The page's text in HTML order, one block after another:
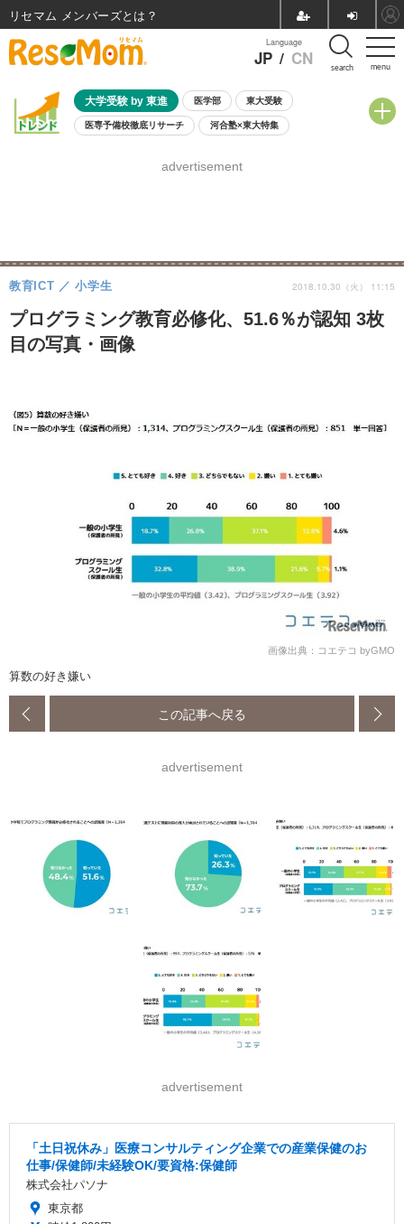
menu
Language
JP / CN search
大学受験 by 東進 医学部 東大受験
医専予備校徹底リサーチ 河合塾×東大特集
8月開催学校説明会・相談会
advertisement
プログラミング教育必修化、51.6％が認知 3枚
目の写真・画像
教育ICT 小学生 2018.10.30（火） 11:15
画像出典：コエテコ byGMO
算数の好き嫌い
この記事へ戻る
advertisement
advertisement
「土日祝休み」医療コンサルティング企業での産業保健のお
仕事/保健師/未経験OK/要資格:保健師
株式会社パソナ
東京都
リセマム メンバーズ